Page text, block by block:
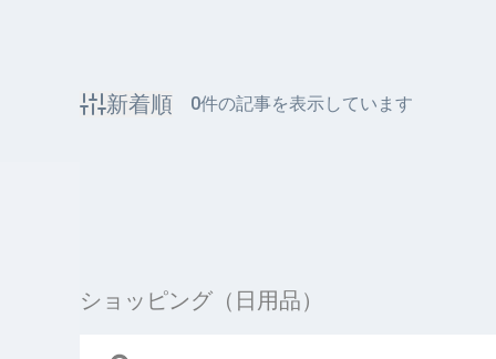
新着順 0件の記事を表示しています
ショッピング（日用品）